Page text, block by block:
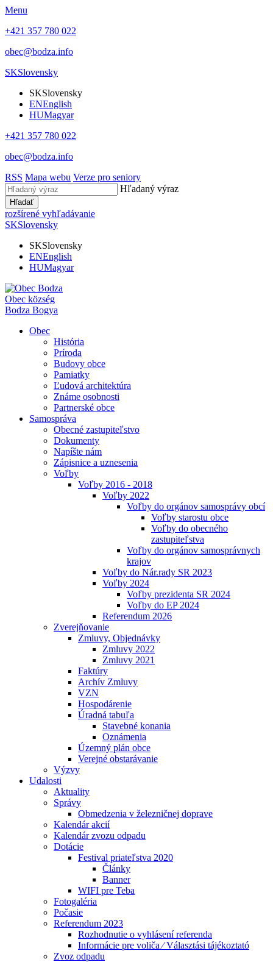
Menu
+421 357 780 022
obec@bodza.info
SKSlovensky
SKSlovensky
ENEnglish
HUMagyar
+421 357 780 022
obec@bodza.info
RSS Mapa webu Verze pro seniory
Hľadaný výraz
Hľadať
rozšírené vyhľadávanie
SKSlovensky
SKSlovensky
ENEnglish
HUMagyar
Obec község
Bodza Bogya
Obec
História
Príroda
Budovy obce
Pamiatky
Ľudová architektúra
Známe osobnosti
Partnerské obce
Samospráva
Obecné zastupiteľstvo
Dokumenty
Napíšte nám
Zápisnice a uznesenia
Voľby
Voľby 2016 - 2018
Voľby 2022
Voľby do orgánov samosprávy obcí
Voľby starostu obce
Voľby do obecného
zastupiteľstva
Voľby do orgánov samosprávnych
krajov
Voľby do Nár.rady SR 2023
Voľby 2024
Voľby prezidenta SR 2024
Voľby do EP 2024
Referendum 2026
Zverejňovanie
Zmluvy, Objednávky
Zmluvy 2022
Zmluvy 2021
Faktúry
Archív Zmluvy
VZN
Hospodárenie
Úradná tabuľa
Stavebné konania
Oznámenia
Územný plán obce
Verejné obstarávanie
Výzvy
Udalosti
Aktuality
Správy
Obmedzenia v železničnej doprave
Kalendár akcií
Kalendár zvozu odpadu
Dotácie
Festival priateľstva 2020
Články
Banner
WIFI pre Teba
Fotogaléria
Počasie
Referendum 2023
Rozhodnutie o vyhlásení referenda
Informácie pre voliča ⁄ Választási tájékoztató
Zvoz odpadu